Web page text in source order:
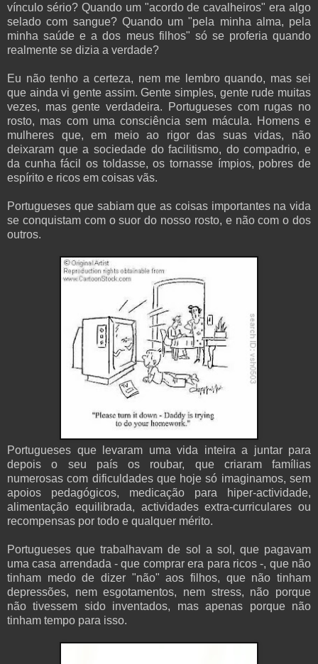
vínculo sério? Quando um "acordo de cavalheiros" era algo
selado com sangue? Quando um "pela minha alma, pela
minha saúde e a dos meus filhos" só se proferia quando
realmente se dizia a verdade?
Eu não tenho a certeza, nem me lembro quando, mas sei
que ainda vi gente assim. Gente simples, gente rude muitas
vezes, mas gente verdadeira. Portugueses com rugas no
rosto, mas com uma consciência sem mácula. Homens e
mulheres que, em meio ao rigor das suas vidas, não
deixaram que a sociedade do facilitismo, do compadrio, e
da cunha fácil os toldasse, os tornasse ímpios, pobres de
espírito e ricos em coisas vãs.
Portugueses que sabiam que as coisas importantes na vida
se conquistam com o suor do nosso rosto, e não com o dos
outros.
Portugueses que levaram uma vida inteira a juntar para
depois o seu país os roubar, que criaram famílias
numerosas com dificuldades que hoje só imaginamos, sem
apoios pedagógicos, medicação para hiper-actividade,
alimentação equilibrada, actividades extra-curriculares ou
recompensas por todo e qualquer mérito.
Portugueses que trabalhavam de sol a sol, que pagavam
uma casa arrendada - que comprar era para ricos -, que não
tinham medo de dizer "não" aos filhos, que não tinham
depressões, nem esgotamentos, nem stress, não porque
não tivessem sido inventados, mas apenas porque não
tinham tempo para isso.